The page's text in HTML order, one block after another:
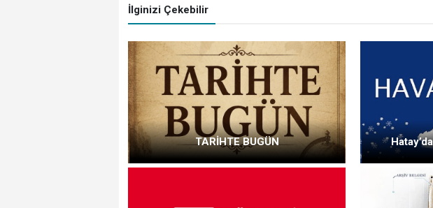
İlginizi Çekebilir
TARİHTE BUGÜN